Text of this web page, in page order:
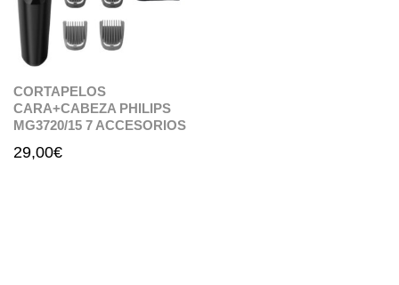
CORTAPELOS
CARA+CABEZA PHILIPS
MG3720/15 7 ACCESORIOS
29,00€